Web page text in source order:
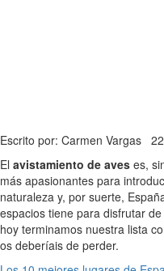
Escrito por: Carmen Vargas
El avistamiento de aves es,
más apasionantes para
naturaleza y, por suerte,
espacios tiene para disfrutar
hoy terminamos nuestra lista
os deberíais de perder.